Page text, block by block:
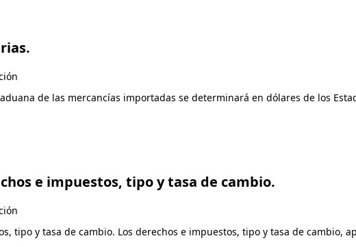
de las mercancías importadas se determinará en dólares de los
e impuestos, tipo y tasa de cambio.
tipo y tasa de cambio. Los derechos e impuestos, tipo y tasa de cambio,